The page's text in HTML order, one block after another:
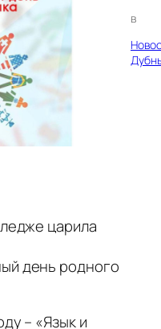
в
царила
день родного
– «Язык и